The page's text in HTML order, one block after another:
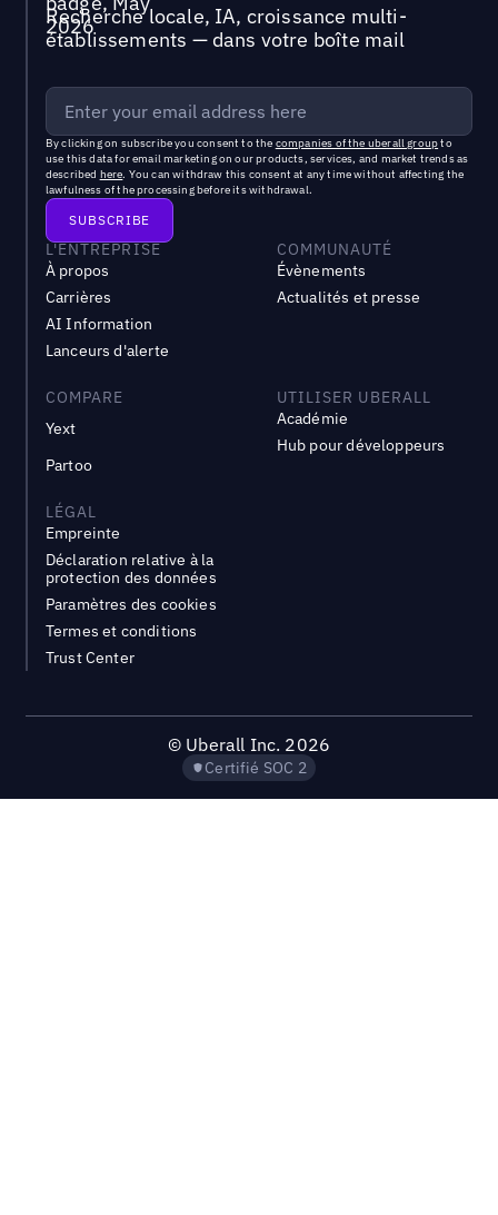
Recherche locale, IA, croissance multi-
établissements — dans votre boîte mail
By clicking on subscribe you consent to the companies of the uberall groupto
use this data for email marketing on our products, services, and market trends as
described here. You can withdraw this consent at any time without affecting the
lawfulness of the processing before its withdrawal.
L'ENTREPRISE
À propos
Carrières
AI Information
Lanceurs d'alerte
COMMUNAUTÉ
Évènements
Actualités et presse
COMPARE
Yext
Partoo
UTILISER UBERALL
Académie
Hub pour développeurs
LÉGAL
Empreinte
Déclaration relative à la
protection des données
Paramètres des cookies
Termes et conditions
Trust Center
© Uberall Inc. 2026
Certifié SOC 2